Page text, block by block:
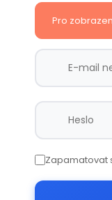
Pro
Zapamatovat